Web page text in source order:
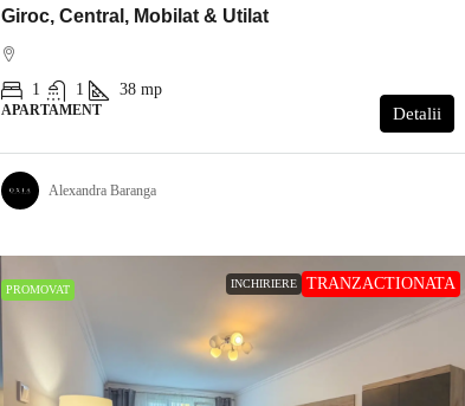
Giroc, Central, Mobilat & Utilat
1 1 38 mp
APARTAMENT Detalii
Alexandra Baranga
PROMOVAT INCHIRIERE TRANZACTIONATA